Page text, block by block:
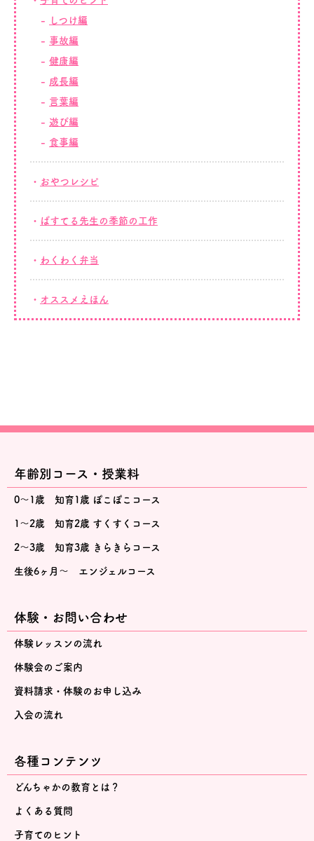
しつけ編
事故編
健康編
成長編
言葉編
遊び編
食事編
おやつレシピ
ぱすてる先生の季節の工作
わくわく弁当
オススメえほん
年齢別コース・授業料
0～1歳 知育1歳 ぽこぽこコース
1～2歳 知育2歳 すくすくコース
2～3歳 知育3歳 きらきらコース
生後6ヶ月～ エンジェルコース
体験・お問い合わせ
体験レッスンの流れ
体験会のご案内
資料請求・体験のお申し込み
入会の流れ
各種コンテンツ
どんちゃかの教育とは？
よくある質問
子育てのヒント